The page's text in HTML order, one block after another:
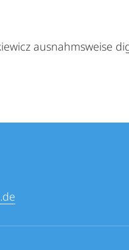
ausnahmsweise